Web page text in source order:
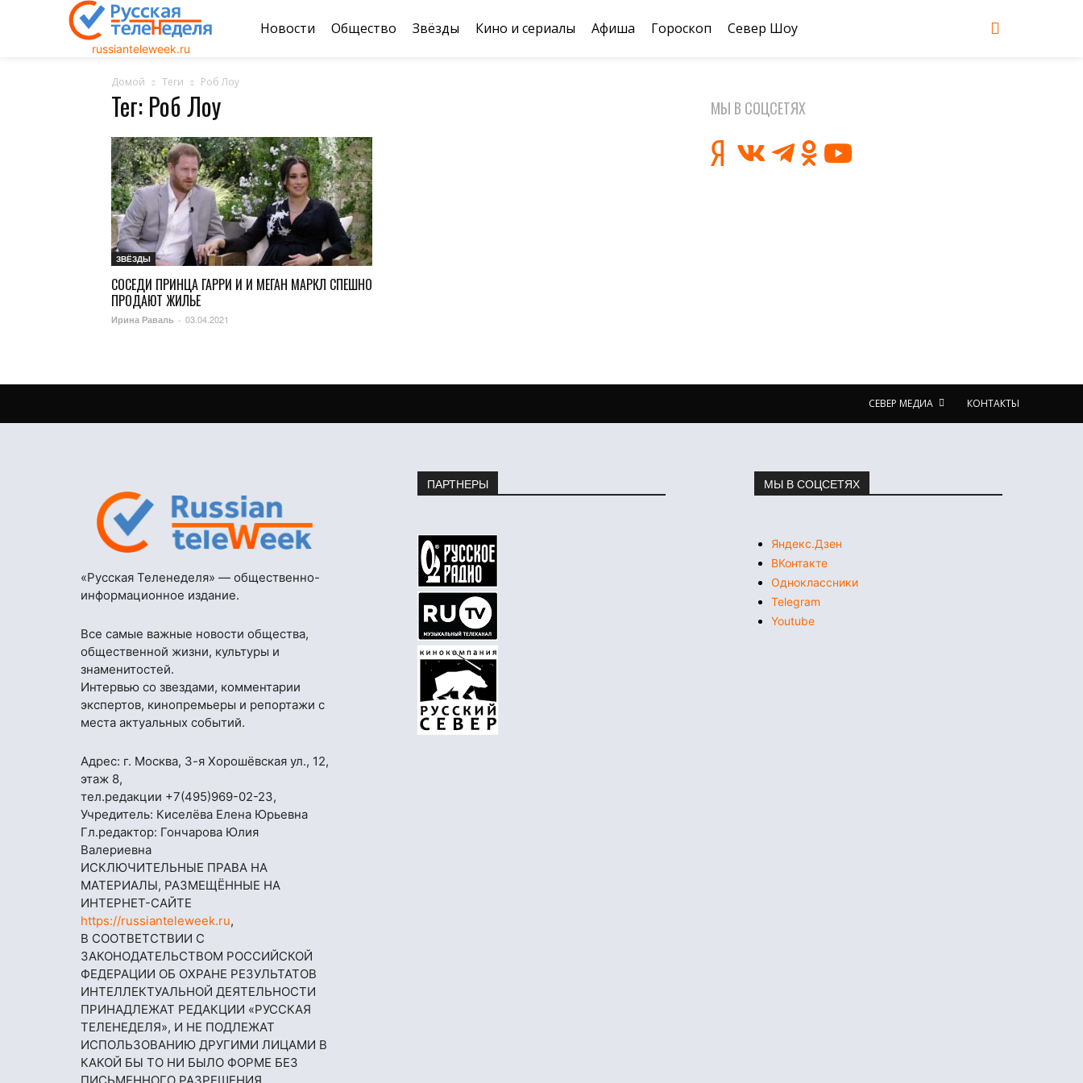
russianteleweek.ru
Новости Общество Звёзды Кино и сериалы Афиша Гороскоп Север Шоу
Домой Теги Роб Лоу
Тег: Роб Лоу
ЗВЁЗДЫ
СОСЕДИ ПРИНЦА ГАРРИ И И МЕГАН МАРКЛ СПЕШНО
ПРОДАЮТ ЖИЛЬЕ
Ирина Раваль - 03.04.2021
МЫ В СОЦСЕТЯХ
СЕВЕР МЕДИА КОНТАКТЫ
«Русская Теленеделя» — общественно-
информационное издание.
Все самые важные новости общества,
общественной жизни, культуры и
знаменитостей.
Интервью со звездами, комментарии
экспертов, кинопремьеры и репортажи с
места актуальных событий.
Адрес: г. Москва, 3-я Хорошёвская ул., 12,
этаж 8,
тел.редакции +7(495)969-02-23,
Учредитель: Киселёва Елена Юрьевна
Гл.редактор: Гончарова Юлия
Валериевна
ИСКЛЮЧИТЕЛЬНЫЕ ПРАВА НА
МАТЕРИАЛЫ, РАЗМЕЩЁННЫЕ НА
ИНТЕРНЕТ-САЙТЕ
https://russianteleweek.ru,
В СООТВЕТСТВИИ С
ЗАКОНОДАТЕЛЬСТВОМ РОССИЙСКОЙ
ФЕДЕРАЦИИ ОБ ОХРАНЕ РЕЗУЛЬТАТОВ
ИНТЕЛЛЕКТУАЛЬНОЙ ДЕЯТЕЛЬНОСТИ
ПРИНАДЛЕЖАТ РЕДАКЦИИ «РУССКАЯ
ТЕЛЕНЕДЕЛЯ», И НЕ ПОДЛЕЖАТ
ИСПОЛЬЗОВАНИЮ ДРУГИМИ ЛИЦАМИ В
КАКОЙ БЫ ТО НИ БЫЛО ФОРМЕ БЕЗ
ПАРТНЕРЫ МЫ В СОЦСЕТЯХ
Яндекс.Дзен
ВКонтакте
Одноклассники
Telegram
Youtube